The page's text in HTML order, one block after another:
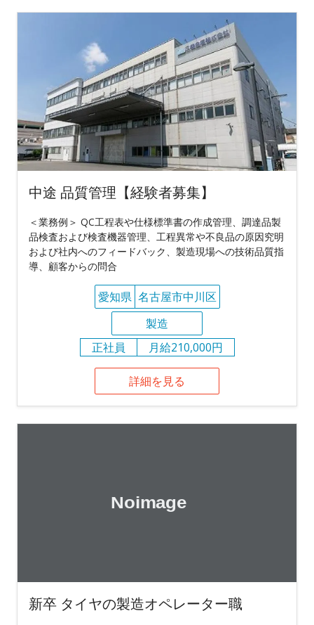
中途 品質管理【経験者募集】
＜業務例＞ QC工程表や仕様標準書の作成管理、調達品製
品検査および検査機器管理、工程異常や不良品の原因究明
および社内へのフィードバック、製造現場への技術品質指
導、顧客からの問合
愛知県 名古屋市中川区
製造
正社員
月給210,000円
詳細を見る
新卒 タイヤの製造オペレーター職